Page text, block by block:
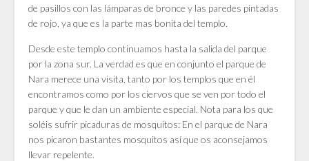
de pasillos con las lámparas de bronce y las paredes pintadas
de rojo, ya que es la parte mas bonita del templo.
Desde este templo continuamos hasta la salida del parque
por la zona sur. La verdad es que en conjunto el parque de
Nara merece una visita, tanto por los templos que en él
encontramos como por los ciervos que se ven por todo el
parque y que le dan un ambiente especial. Nota para los que
soléis sufrir picaduras de mosquitos: En el parque de Nara
nos picaron bastantes mosquitos así que os aconsejamos
llevar repelente.